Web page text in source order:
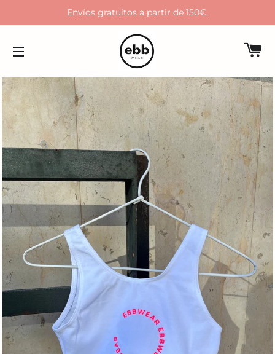
Envíos gratuitos a partir de 150€.